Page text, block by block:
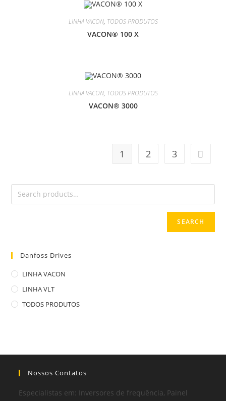
LINHA VACON, TODOS PRODUTOS
VACON® 100 X
LINHA VACON, TODOS PRODUTOS
VACON® 3000
1 2 3
SEARCH
Danfoss Drives
LINHA VACON
LINHA VLT
TODOS PRODUTOS
Nossos Contatos
Especialistas em: Inversores de frequência, Painel